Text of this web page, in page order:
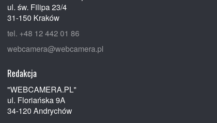
ul. św. Filipa 23/4
31-150 Kraków
tel. +48 12 442 01 86
webcamera@webcamera.pl
Redakcja
"WEBCAMERA.PL"
ul. Floriańska 9A
34-120 Andrychów